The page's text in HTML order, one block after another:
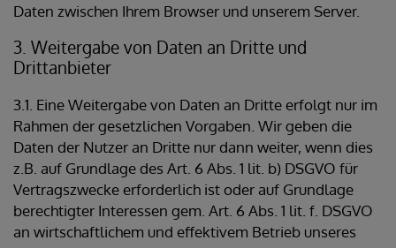
Daten zwischen Ihrem Browser und unserem Server.
3. Weitergabe von Daten an Dritte und
Drittanbieter
3.1. Eine Weitergabe von Daten an Dritte erfolgt nur im
Rahmen der gesetzlichen Vorgaben. Wir geben die
Daten der Nutzer an Dritte nur dann weiter, wenn dies
z.B. auf Grundlage des Art. 6 Abs. 1 lit. b) DSGVO für
Vertragszwecke erforderlich ist oder auf Grundlage
berechtigter Interessen gem. Art. 6 Abs. 1 lit. f. DSGVO
an wirtschaftlichem und effektivem Betrieb unseres